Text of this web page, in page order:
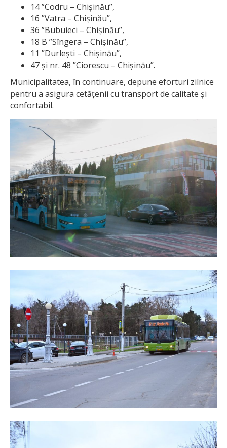
14 ”Codru – Chișinău”,
16 ”Vatra – Chișinău”,
36 ”Bubuieci – Chișinău”,
18 B ”Sîngera – Chișinău”,
11 ”Durlești – Chișinău”,
47 și nr. 48 ”Ciorescu – Chișinău”.
Municipalitatea, în continuare, depune eforturi zilnice
pentru a asigura cetățenii cu transport de calitate și
confortabil.